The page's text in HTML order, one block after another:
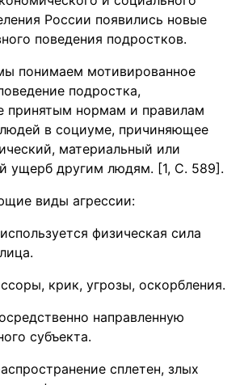
России появились новые
поведения подростков.
понимаем мотивированное
подростка,
принятым нормам и правилам
в социуме, причиняющее
материальный или
ущерб другим людям. [1, С. 589].
виды агрессии:
физическая сила
крик, угрозы, оскорбления.
направленную
субъекта.
сплетен, злых